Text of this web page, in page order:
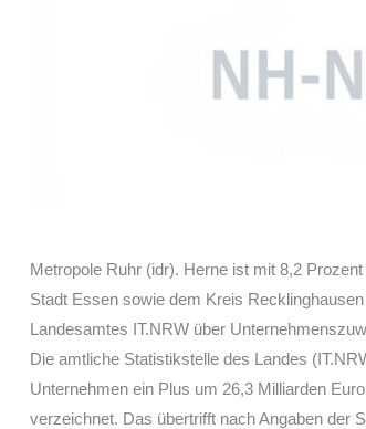
Metropole Ruhr (idr). Herne ist mit 8,2
Stadt Essen sowie dem Kreis
Landesamtes IT.NRW über
Die amtliche Statistikstelle des Landes
Unternehmen ein Plus um 26,3 Milliarden
verzeichnet. Das übertrifft nach Angaben der